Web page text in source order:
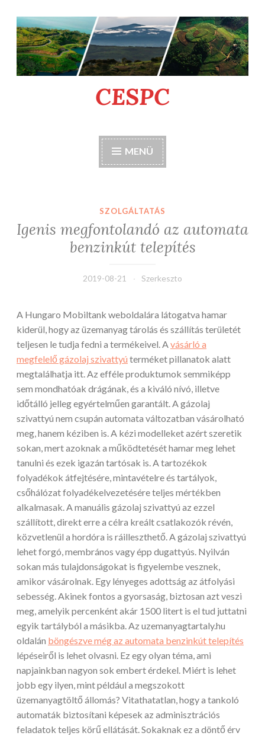
Tartalomhoz
CESPC
MENÜ
SZOLGÁLTATÁS
Igenis megfontolandó az automata
benzinkút telepítés
2019-08-21 Szerkeszto
A Hungaro Mobiltank weboldalára látogatva hamar
kiderül, hogy az üzemanyag tárolás és szállítás területét
teljesen le tudja fedni a termékeivel. Avásárló a
megfelelő gázolaj szivattyú terméket pillanatok alatt
megtalálhatja itt. Az efféle produktumok semmiképp
sem mondhatóak drágának, és a kiváló nívó, illetve
időtálló jelleg egyértelműen garantált. A gázolaj
szivattyú nem csupán automata változatban vásárolható
meg, hanem kéziben is. A kézi modelleket azért szeretik
sokan, mert azoknak a működtetését hamar meg lehet
tanulni és ezek igazán tartósak is. A tartozékok
folyadékok átfejtésére, mintavételre és tartályok,
csőhálózat folyadékelvezetésére teljes mértékben
alkalmasak. A manuális gázolaj szivattyú az ezzel
szállított, direkt erre a célra kreált csatlakozók révén,
közvetlenül a hordóra is ráilleszthető. A gázolaj szivattyú
lehet forgó, membrános vagy épp dugattyús. Nyilván
sokan más tulajdonságokat is figyelembe vesznek,
amikor vásárolnak. Egy lényeges adottság az átfolyási
sebesség.Akinek fontos a gyorsaság, biztosan azt veszi
meg, amelyik percenként akár 1500 litert is el tud juttatni
egyik tartályból a másikba. Az uzemanyagtartaly.hu
oldalán böngészve még az automata benzinkút telepítés
lépéseiről is lehet olvasni. Ez egy olyan téma, ami
napjainkban nagyon sok embert érdekel. Miért is lehet
jobb egy ilyen, mint például a megszokott
üzemanyagtöltő állomás? Vitathatatlan, hogy a tankoló
automaták biztosítani képesek az adminisztrációs
feladatok teljes körű ellátását. Sokaknak ez a döntő érv